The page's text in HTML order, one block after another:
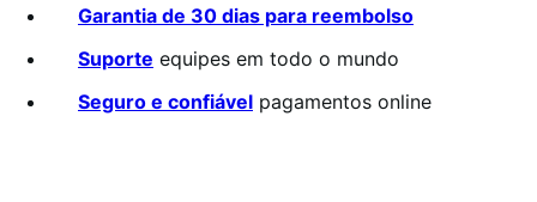
Garantia de 30 dias para reembolso
Suporte equipes em todo o mundo
Seguro e confiável pagamentos online